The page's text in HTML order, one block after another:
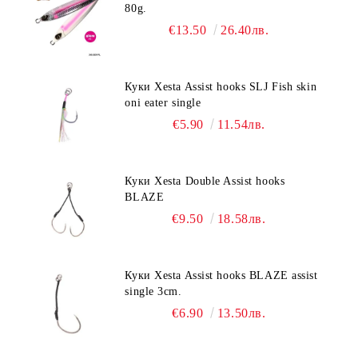
80g.
€13.50 26.40лв.
Куки Xesta Assist hooks SLJ Fish skin
oni eater single
€5.90 11.54лв.
Куки Xesta Double Assist hooks
BLAZE
€9.50 18.58лв.
Куки Xesta Assist hooks BLAZE assist
single 3cm.
€6.90 13.50лв.